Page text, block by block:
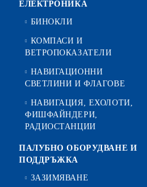
ЕЛЕКТРОНИКА
БИНОКЛИ
КОМПАСИ И
ВЕТРОПОКАЗАТЕЛИ
НАВИГАЦИОННИ
СВЕТЛИНИ И ФЛАГОВЕ
НАВИГАЦИЯ, ЕХОЛОТИ,
ФИШФАЙНДЕРИ,
РАДИОСТАНЦИИ
ПАЛУБНО ОБОРУДВАНЕ И
ПОДДРЪЖКА
ЗАЗИМЯВАНЕ